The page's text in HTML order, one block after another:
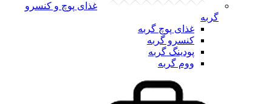
غذای پوچ و کنسرو
گربه
غذای پوچ گربه
کنسرو گربه
پودینگ گربه
ووم گربه